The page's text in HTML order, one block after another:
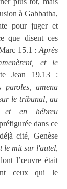
à Gabbatha,
pour juger et
que disent ces
15.1 : Après
et le
paroles, amena
le tribunal, au
en hébreu
dans ce
cité, Genèse
le mit sur l'autel,
l’œuvre était
ceux qui le